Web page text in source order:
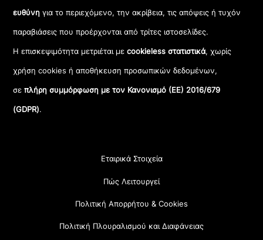
ευθύνη για το περιεχόμενο, την ακρίβεια, τις απόψεις ή τυχόν
παραβιάσεις που προέρχονται από τρίτες ιστοσελίδες.
Η επισκεψιμότητα μετριέται μεcookieless στατιστικά, χωρίς
χρήση cookies ή αποθήκευση προσωπικών δεδομένων,
σεπλήρη συμμόρφωση με τον Κανονισμό (ΕΕ) 2016/679
(GDPR).
Εταιρικά Στοιχεία
Πώς Λειτουργεί
Πολιτική Απορρήτου & Cookies
Πολιτική Πλουραλισμού και Διαφάνειας